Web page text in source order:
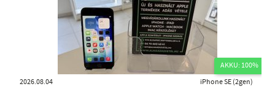
AKKU: 100%
2026.08.04
iPhone SE (2gen)